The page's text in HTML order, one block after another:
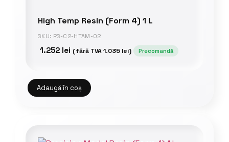
High Temp Resin (Form 4) 1 L
SKU: RS-C2-HTAM-02
1.252 lei (fără TVA1.035 lei) Precomandă
Adaugă în coș